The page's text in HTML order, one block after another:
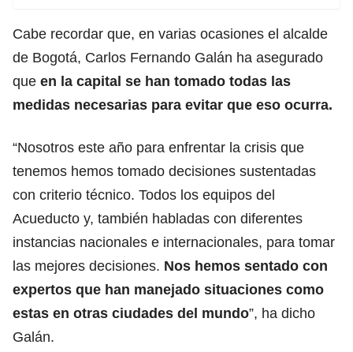
Cabe recordar que, en varias ocasiones el alcalde
de Bogotá, Carlos Fernando Galán ha asegurado
que en la capital se han tomado todas las
medidas necesarias para evitar que eso ocurra.
“Nosotros este año para enfrentar la crisis que
tenemos hemos tomado decisiones sustentadas
con criterio técnico. Todos los equipos del
Acueducto y, también habladas con diferentes
instancias nacionales e internacionales, para tomar
las mejores decisiones. Nos hemos sentado con
expertos que han manejado situaciones como
estas en otras ciudades del mundo”, ha dicho
Galán.